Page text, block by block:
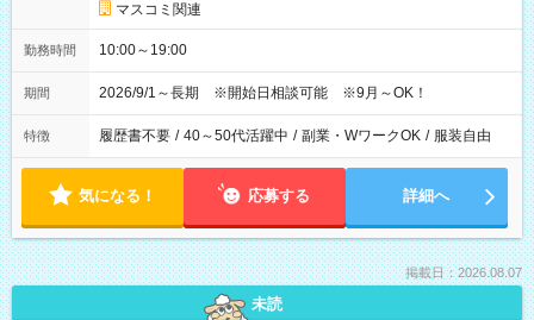
マスコミ関連
勤務時間 10:00～19:00
期間 2026/9/1～長期 ※開始日相談可能 ※9月～OK！
特徴 履歴書不要 / 40～50代活躍中 / 副業・WワークOK / 服装自由
気になる！ 応募する 詳細へ
掲載日：2026.08.07
未読